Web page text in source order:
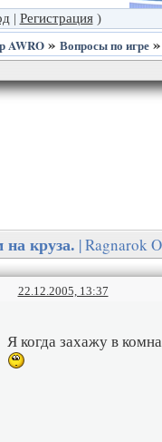
| Регистрация)
AWRO» Вопросы по игре
на круза. | Ragnarok
22.12.2005, 13:37
Я когда захажу в